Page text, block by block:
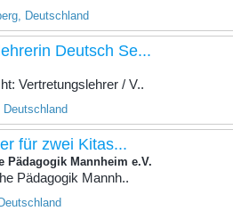
Deutschland
Deutsch Se...
Vertretungslehrer / V..
Deutschland
für zwei Kitas...
Pädagogik Mannheim e.V.
Pädagogik Mannh..